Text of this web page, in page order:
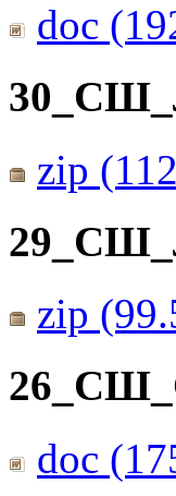
doc
zip
zip
doc